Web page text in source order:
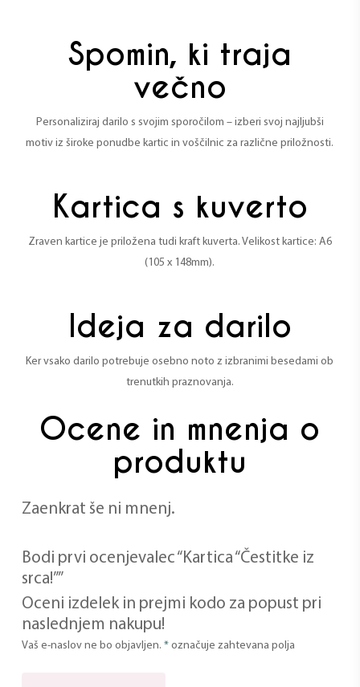
Spomin, ki traja
večno
Personaliziraj darilo s svojim sporočilom – izberi svoj najljubši
motiv iz široke ponudbe kartic in voščilnic za različne priložnosti.
Kartica s kuverto
Zraven kartice je priložena tudi kraft kuverta. Velikost kartice: A6
(105 x 148mm).
Ideja za darilo
Ker vsako darilo potrebuje osebno noto z izbranimi besedami ob
trenutkih praznovanja.
Ocene in mnenja o
produktu
Zaenkrat še ni mnenj.
Bodi prvi ocenjevalec “Kartica “Čestitke iz
srca!””
Oceni izdelek in prejmi kodo za popust pri
naslednjem nakupu!
Vaš e-naslov ne bo objavljen. *označuje zahtevana polja